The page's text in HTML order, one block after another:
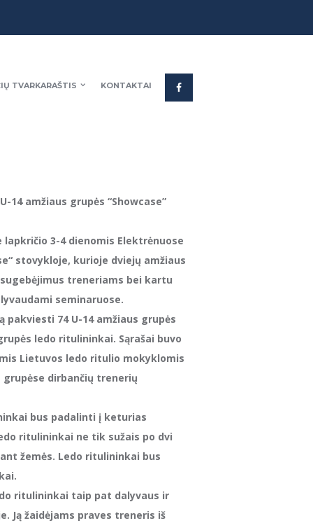
TVARKARAŠTIS KONTAKTAI
14 amžiaus grupės “Showcase”
3-4 dienomis Elektrėnuose
stovykloje, kurioje dviejų amžiaus
treneriams bei kartu
seminaruose.
pakviesti 74 U-14 amžiaus grupės
ledo ritulininkai. Sąrašai buvo
Lietuvos ledo ritulio mokyklomis
dirbančių trenerių
bus padalinti į keturias
ritulininkai ne tik sužais po dvi
žemės. Ledo ritulininkai bus
ritulininkai taip pat dalyvaus ir
Ją žaidėjams praves treneris iš